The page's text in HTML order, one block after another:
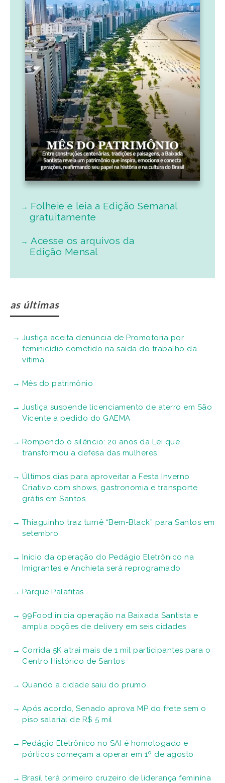
Folheie e leia a Edição Semanal
gratuitamente
Acesse os arquivos da
Edição Mensal
as últimas
Justiça aceita denúncia de Promotoria por
feminicídio cometido na saída do trabalho da
vítima
Mês do patrimônio
Justiça suspende licenciamento de aterro em São
Vicente a pedido do GAEMA
Rompendo o silêncio: 20 anos da Lei que
transformou a defesa das mulheres
Últimos dias para aproveitar a Festa Inverno
Criativo com shows, gastronomia e transporte
grátis em Santos
Thiaguinho traz turnê “Bem-Black” para Santos em
setembro
Início da operação do Pedágio Eletrônico na
Imigrantes e Anchieta será reprogramado
Parque Palafitas
99Food inicia operação na Baixada Santista e
amplia opções de delivery em seis cidades
Corrida 5K atrai mais de 1 mil participantes para o
Centro Histórico de Santos
Quando a cidade saiu do prumo
Após acordo, Senado aprova MP do frete sem o
piso salarial de R$ 5 mil
Pedágio Eletrônico no SAI é homologado e
pórticos começam a operar em 1º de agosto
Brasil terá primeiro cruzeiro de liderança feminina